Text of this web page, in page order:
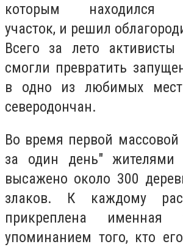
которым находился
участок, и решил
Всего за лето
смогли превратить
в одно из любимых
северодончан.
Во время первой
за один день" жителями
высажено около 300
злаков. К каждому
прикреплена именная
упоминанием того, кто